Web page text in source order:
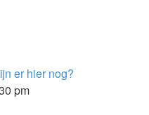
er hier nog?
pm